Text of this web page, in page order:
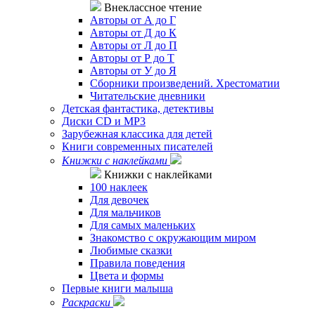
Внеклассное чтение
Авторы от А до Г
Авторы от Д до К
Авторы от Л до П
Авторы от Р до Т
Авторы от У до Я
Сборники произведений. Хрестоматии
Читательские дневники
Детская фантастика, детективы
Диски CD и MP3
Зарубежная классика для детей
Книги современных писателей
Книжки с наклейками
Книжки с наклейками
100 наклеек
Для девочек
Для мальчиков
Для самых маленьких
Знакомство с окружающим миром
Любимые сказки
Правила поведения
Цвета и формы
Первые книги малыша
Раскраски